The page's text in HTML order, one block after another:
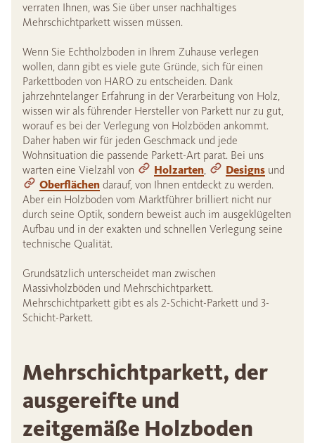
verraten Ihnen, was Sie über unser nachhaltiges
Mehrschichtparkett wissen müssen.
Wenn Sie Echtholzboden in Ihrem Zuhause verlegen
wollen, dann gibt es viele gute Gründe, sich für einen
Parkettboden von HARO zu entscheiden. Dank
jahrzehntelanger Erfahrung in der Verarbeitung von Holz,
wissen wir als führender Hersteller von Parkett nur zu gut,
worauf es bei der Verlegung von Holzböden ankommt.
Daher haben wir für jeden Geschmack und jede
Wohnsituation die passende Parkett-Art parat. Bei uns
warten eine Vielzahl von
Holzarten, Designs und
Oberflächen darauf, von Ihnen entdeckt zu werden.
Aber ein Holzboden vom Marktführer brilliert nicht nur
durch seine Optik, sondern beweist auch im ausgeklügelten
Aufbau und in der exakten und schnellen Verlegung seine
technische Qualität.
Grundsätzlich unterscheidet man zwischen
Massivholzböden und Mehrschichtparkett.
Mehrschichtparkett gibt es als 2-Schicht-Parkett und 3-
Schicht-Parkett.
Mehrschichtparkett, der
ausgereifte und
zeitgemäße Holzboden